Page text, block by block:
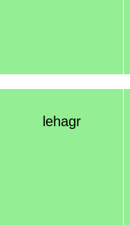
lehagr